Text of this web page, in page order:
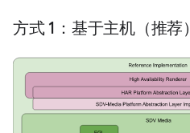
方式 1：基于主机（推荐）